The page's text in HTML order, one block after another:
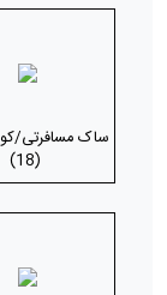
ساک مسافرتی/
(18)